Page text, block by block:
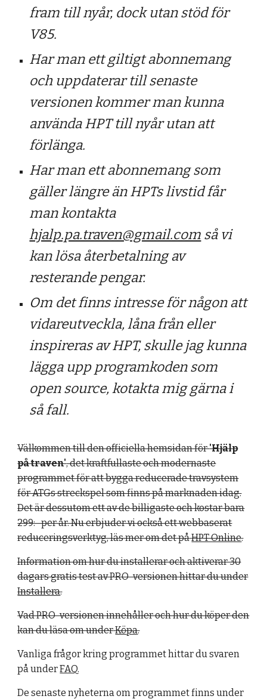
fram till nyår, dock utan stöd för
V85.
Har man ett giltigt abonnemang
och uppdaterar till senaste
versionen kommer man kunna
använda HPT till nyår utan att
förlänga.
Har man ett abonnemang som
gäller längre än HPTs livstid får
man kontakta
hjalp.pa.traven@gmail.com så vi
kan lösa återbetalning av
resterande pengar.
Om det finns intresse för någon att
vidareutveckla, låna från eller
inspireras av HPT, skulle jag kunna
lägga upp programkoden som
open source, kotakta mig gärna i
så fall.
Välkommen till den officiella hemsidan för'Hjälp
på traven', det kraftfullaste och modernaste
programmet för att bygga reducerade travsystem
för ATGs streckspel som finns på marknaden idag.
Det är dessutom ett av de billigaste och kostar bara
299:- per år. Nu erbjuder vi också ett webbaserat
reduceringsverktyg, läs mer om det påHPT Online.
Information om hur du installerar och aktiverar 30
dagars gratis test av PRO-versionen hittar du under
Installera.
Vad PRO-versionen innehåller och hur du köper den
kan du läsa om underKöpa.
Vanliga frågor kring programmet hittar du svaren
på underFAQ.
De senaste nyheterna om programmet finns under